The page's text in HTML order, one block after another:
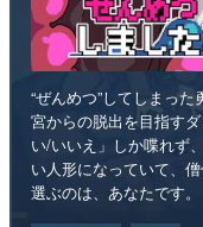
“ぜんめつ”してしまっ
宮からの脱出を目指す
い/いいえ」しか喋れず
い人形になっていて、
選ぶのは、あなたです。